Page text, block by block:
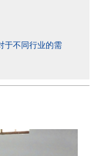
于不同行业的需